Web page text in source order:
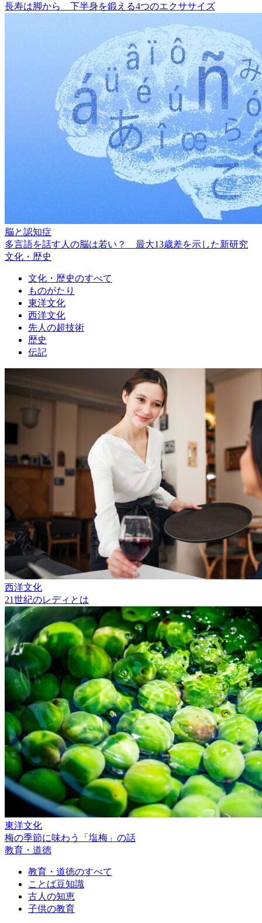
長寿は脚から 下半身を鍛える4つのエクササイズ
脳と認知症
多言語を話す人の脳は若い？ 最大13歳差を示した新研究
文化・歴史
文化・歴史のすべて
ものがたり
東洋文化
西洋文化
先人の超技術
歴史
伝記
西洋文化
21世紀のレディとは
東洋文化
梅の季節に味わう「塩梅」の話
教育・道徳
教育・道徳のすべて
ことば豆知識
古人の知恵
子供の教育